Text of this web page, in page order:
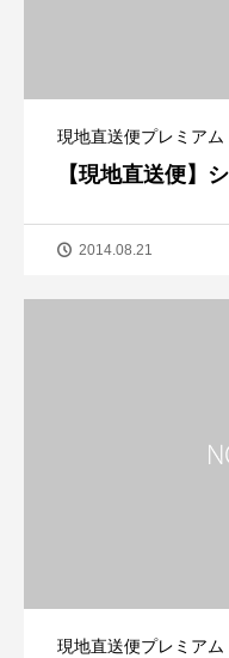
現地直送便プレミアム
【現地直送便】
2014.08.21
現地直送便プレミアム